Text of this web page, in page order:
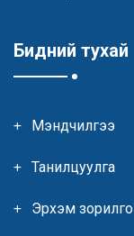
Бидний тухай
Мэндчилгээ
Танилцуулга
Эрхэм зорилго